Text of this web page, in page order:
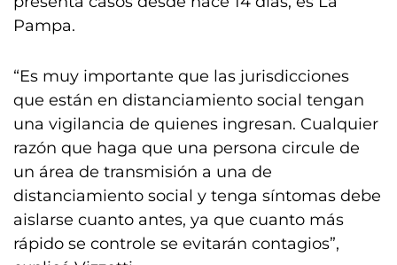
Pampa.
“Es muy importante que las jurisdicciones
que están en distanciamiento social tengan
una vigilancia de quienes ingresan. Cualquier
razón que haga que una persona circule de
un área de transmisión a una de
distanciamiento social y tenga síntomas debe
aislarse cuanto antes, ya que cuanto más
rápido se controle se evitarán contagios”,